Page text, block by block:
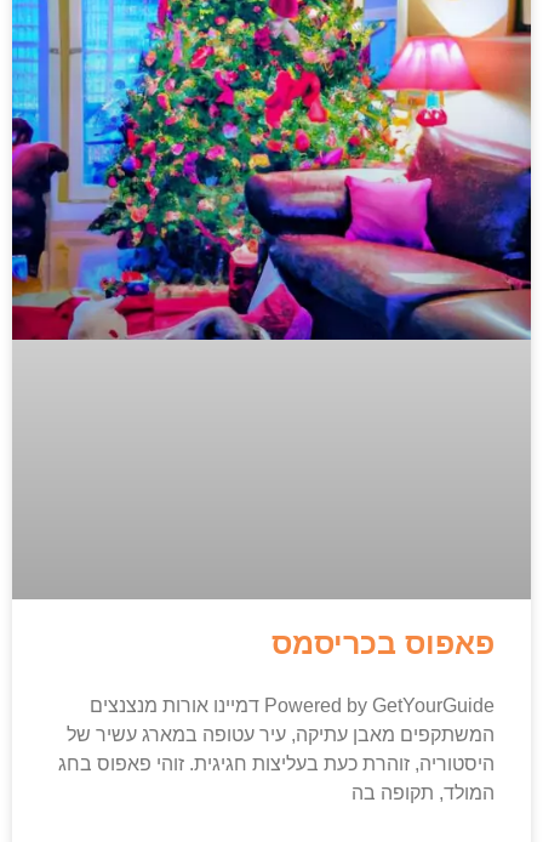
פאפוס בכריסמס
Powered by GetYourGuide דמיינו אורות מנצנצים
המשתקפים מאבן עתיקה, עיר עטופה במארג עשיר של
היסטוריה, זוהרת כעת בעליצות חגיגית. זוהי פאפוס בחג
המולד, תקופה בה